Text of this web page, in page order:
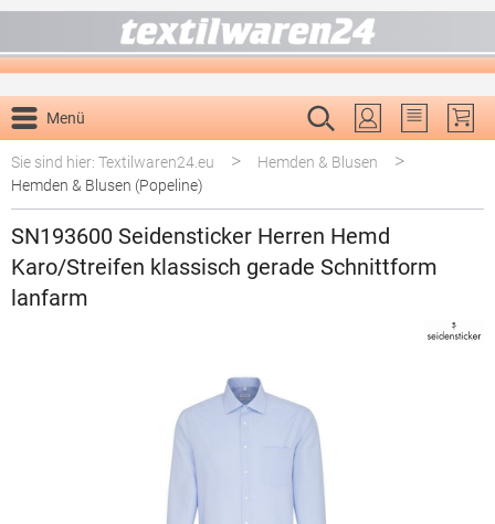
Menü
Du hast 0
Sie sind hier: Textilwaren24.eu
> Hemden & Blusen >
Hemden & Blusen (Popeline)
SN193600 Seidensticker Herren Hemd
Karo/Streifen klassisch gerade Schnittform
lanfarm